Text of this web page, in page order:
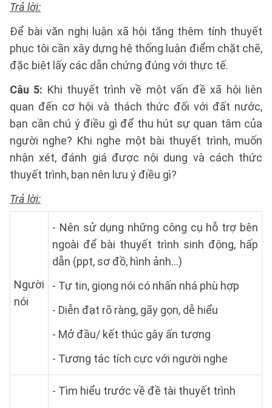
Trả lời:
Để bài văn nghị luận xã hội tăng thêm tính thuyết
phục tôi cần xây dựng hệ thống luận điểm chặt chẽ,
đặc biệt lấy các dẫn chứng đúng với thực tế.
Câu 5: Khi thuyết trình về một vấn đề xã hội liên
quan đến cơ hội và thách thức đối với đất nước,
bạn cần chú ý điều gì để thu hút sự quan tâm của
người nghe? Khi nghe một bài thuyết trình, muốn
nhận xét, đánh giá được nội dung và cách thức
thuyết trình, bạn nên lưu ý điều gì?
Trả lời:
Người
nói
- Nên sử dụng những công cụ hỗ trợ bên
ngoài để bài thuyết trình sinh động, hấp
dẫn (ppt, sơ đồ, hình ảnh…)
- Tự tin, giọng nói có nhấn nhá phù hợp
- Diễn đạt rõ ràng, gãy gọn, dễ hiểu
- Mở đầu/ kết thúc gây ấn tượng
- Tương tác tích cực với người nghe
- Tìm hiểu trước về đề tài thuyết trình